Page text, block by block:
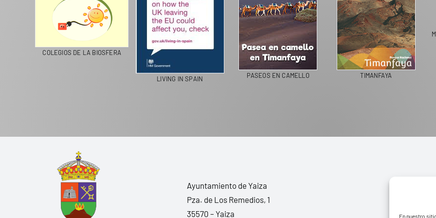
En nuestro
COLEGIOS DE LA BIOSFERA
LIVING IN SPAIN PASEOS EN CAMELLO TIMANFAYA
Ayuntamiento de Yaiza
Pza. de Los Remedios, 1
35570 – Yaiza